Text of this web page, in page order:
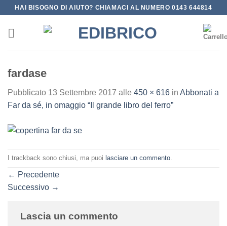
Salta
contenuti
HAI BISOGNO DI AIUTO? CHIAMACI AL NUMERO 0143 644814
fardase
Pubblicato 13 Settembre 2017 alle 450 × 616 in Abbonati a
Far da sé, in omaggio “Il grande libro del ferro”
I trackback sono chiusi, ma puoi lasciare un commento
← Precedente
Successivo →
Lascia un commento